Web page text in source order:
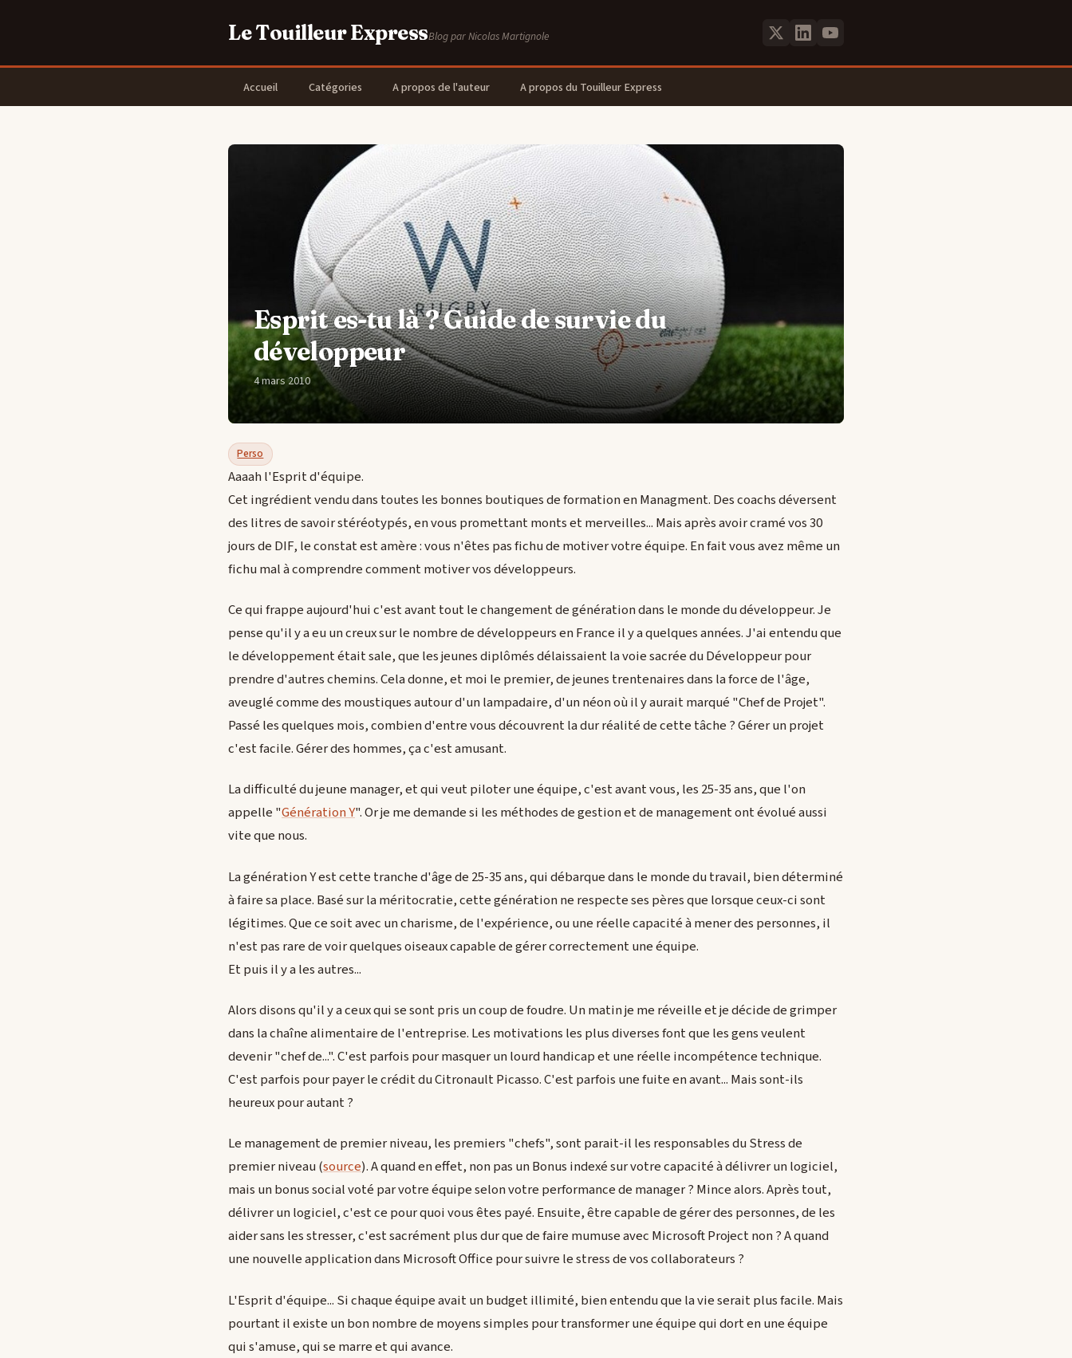
Le Touilleur ExpressBlog par Nicolas Martignole
Accueil Catégories A propos de l'auteur A propos du Touilleur Express
Esprit es-tu là ? Guide de survie du
développeur
4 mars 2010
Perso
Aaaah l'Esprit d'équipe.
Cet ingrédient vendu dans toutes les bonnes boutiques de formation en Managment. Des coachs déversent
des litres de savoir stéréotypés, en vous promettant monts et merveilles... Mais après avoir cramé vos 30
jours de DIF, le constat est amère : vous n'êtes pas fichu de motiver votre équipe. En fait vous avez même un
fichu mal à comprendre comment motiver vos développeurs.
Ce qui frappe aujourd'hui c'est avant tout le changement de génération dans le monde du développeur. Je
pense qu'il y a eu un creux sur le nombre de développeurs en France il y a quelques années. J'ai entendu que
le développement était sale, que les jeunes diplômés délaissaient la voie sacrée du Développeur pour
prendre d'autres chemins. Cela donne, et moi le premier, de jeunes trentenaires dans la force de l'âge,
aveuglé comme des moustiques autour d'un lampadaire, d'un néon où il y aurait marqué "Chef de Projet".
Passé les quelques mois, combien d'entre vous découvrent la dur réalité de cette tâche ? Gérer un projet
c'est facile. Gérer des hommes, ça c'est amusant.
La difficulté du jeune manager, et qui veut piloter une équipe, c'est avant vous, les 25-35 ans, que l'on
appelle "Génération Y". Or je me demande si les méthodes de gestion et de management ont évolué aussi
vite que nous.
La génération Y est cette tranche d'âge de 25-35 ans, qui débarque dans le monde du travail, bien déterminé
à faire sa place. Basé sur la méritocratie, cette génération ne respecte ses pères que lorsque ceux-ci sont
légitimes. Que ce soit avec un charisme, de l'expérience, ou une réelle capacité à mener des personnes, il
n'est pas rare de voir quelques oiseaux capable de gérer correctement une équipe.
Et puis il y a les autres...
Alors disons qu'il y a ceux qui se sont pris un coup de foudre. Un matin je me réveille et je décide de grimper
dans la chaîne alimentaire de l'entreprise. Les motivations les plus diverses font que les gens veulent
devenir "chef de...". C'est parfois pour masquer un lourd handicap et une réelle incompétence technique.
C'est parfois pour payer le crédit du Citronault Picasso. C'est parfois une fuite en avant... Mais sont-ils
heureux pour autant ?
Le management de premier niveau, les premiers "chefs", sont parait-il les responsables du Stress de
premier niveau (source). A quand en effet, non pas un Bonus indexé sur votre capacité à délivrer un logiciel,
mais un bonus social voté par votre équipe selon votre performance de manager ? Mince alors. Après tout,
délivrer un logiciel, c'est ce pour quoi vous êtes payé. Ensuite, être capable de gérer des personnes, de les
aider sans les stresser, c'est sacrément plus dur que de faire mumuse avec Microsoft Project non ? A quand
une nouvelle application dans Microsoft Office pour suivre le stress de vos collaborateurs ?
L'Esprit d'équipe... Si chaque équipe avait un budget illimité, bien entendu que la vie serait plus facile. Mais
pourtant il existe un bon nombre de moyens simples pour transformer une équipe qui dort en une équipe
qui s'amuse, qui se marre et qui avance.